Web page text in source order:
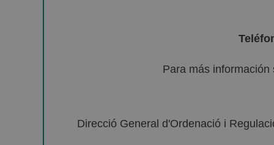
Para más
Direcció General d'Ordenació i